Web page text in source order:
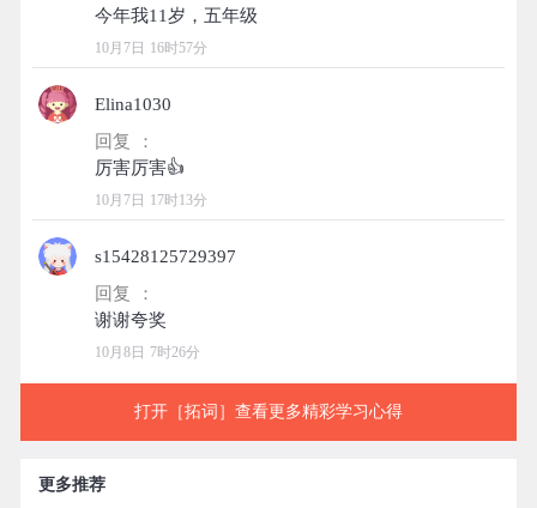
10月7日 16时57分
Elina1030
回复 ：
10月7日 17时13分
s15428125729397
回复 ：
10月8日 7时26分
打开［拓词］查看更多精彩学习心得
更多推荐